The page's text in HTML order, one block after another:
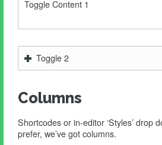
Toggle Content 1
Toggle 2
Columns
Shortcodes or in-editor ‘Styles’ drop
prefer, we’ve got columns.